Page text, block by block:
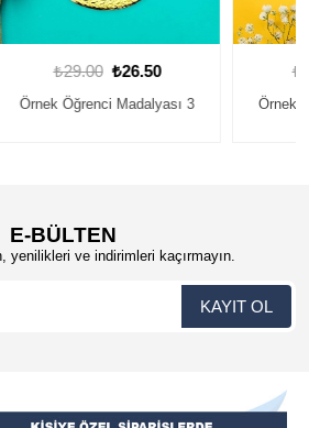
3
₺29.00
Örnek Öğrenci Madalyası 4
E-BÜLTEN
yenilikleri ve indirimleri kaçırmayın.